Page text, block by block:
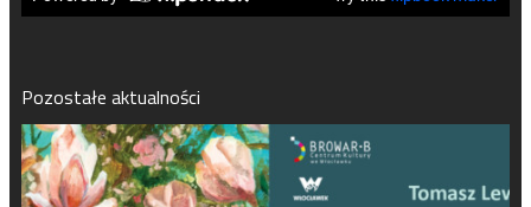
Pozostałe aktualności